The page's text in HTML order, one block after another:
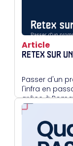
Article
RETEX SUR
Passer d'un
l'infra en
grâce à
méthodes.